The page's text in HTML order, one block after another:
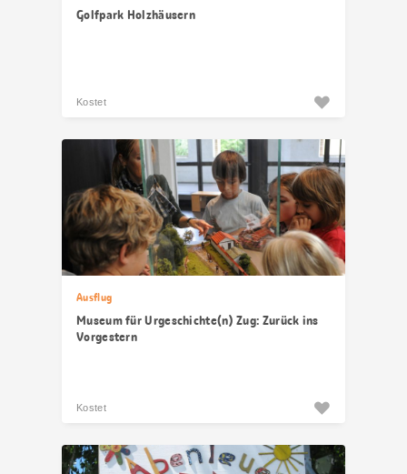
Golfpark Holzhäusern
Kostet
Ausflug
Museum für Urgeschichte(n) Zug: Zurück ins
Vorgestern
Kostet